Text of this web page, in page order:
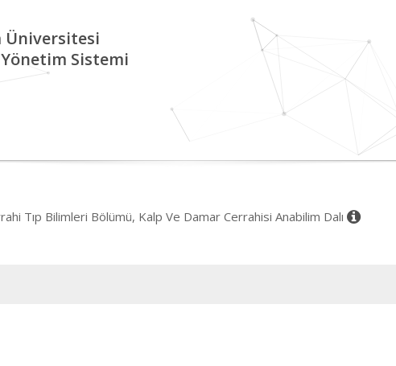
Üniversitesi
Sistemi
Tıp Bilimleri Bölümü, Kalp Ve Damar Cerrahisi Anabilim Dalı